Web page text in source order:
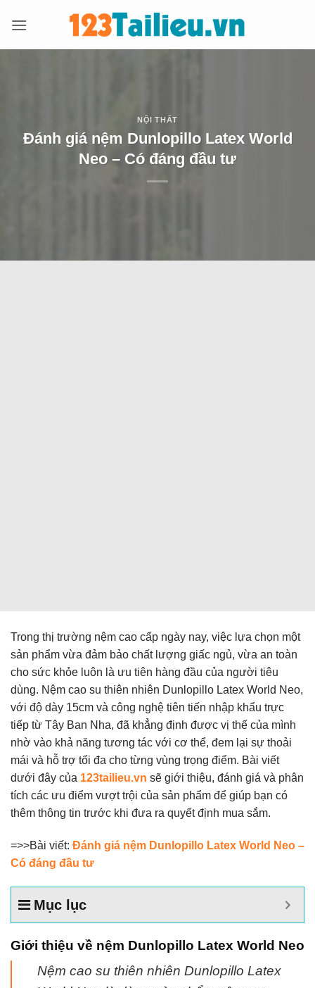
qua
NỘI THẤT
Đánh giá nệm Dunlopillo Latex World
Neo – Có đáng đầu tư
Trong thị trường nệm cao cấp ngày nay, việc lựa chọn một
sản phẩm vừa đảm bảo chất lượng giấc ngủ, vừa an toàn
cho sức khỏe luôn là ưu tiên hàng đầu của người tiêu
dùng. Nệm cao su thiên nhiên Dunlopillo Latex World Neo,
với độ dày 15cm và công nghệ tiên tiến nhập khẩu trực
tiếp từ Tây Ban Nha, đã khẳng định được vị thế của mình
nhờ vào khả năng tương tác với cơ thể, đem lại sự thoải
mái và hỗ trợ tối đa cho từng vùng trọng điểm. Bài viết
dưới đây của 123tailieu.vn sẽ giới thiệu, đánh giá và phân
tích các ưu điểm vượt trội của sản phẩm để giúp bạn có
thêm thông tin trước khi đưa ra quyết định mua sắm.
=>>Bài viết: Đánh giá nệm Dunlopillo Latex World Neo –
Có đáng đầu tư
Mục lục
Giới thiệu về nệm Dunlopillo Latex World Neo
Nệm cao su thiên nhiên Dunlopillo Latex